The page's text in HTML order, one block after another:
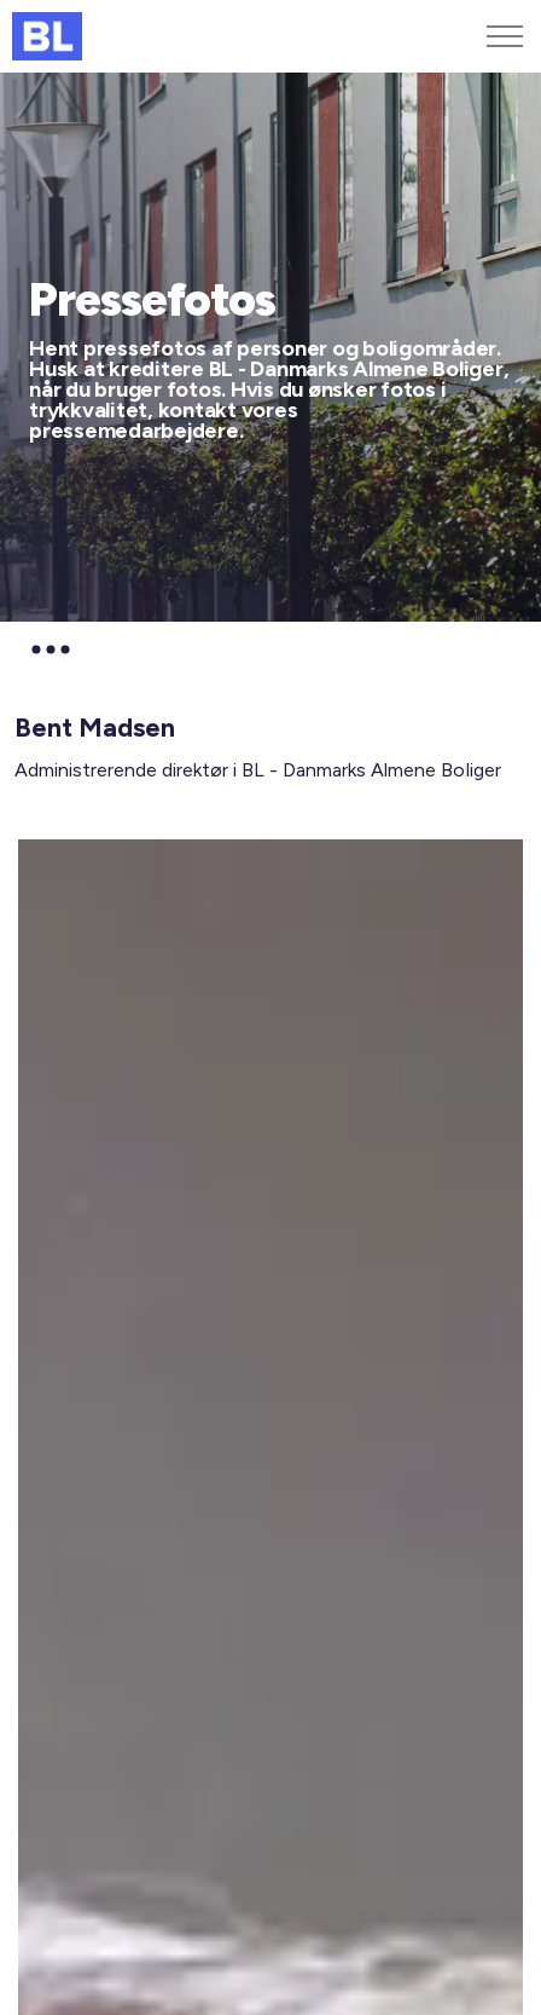
Genveje
Find medarbejder
Kurser og arrangementer
Jobportalen
MitBL
Pressefotos
Hent pressefotos af personer og boligområder.
Husk at kreditere BL - Danmarks Almene Boliger,
når du bruger fotos. Hvis du ønsker fotos i
trykkvalitet, kontakt vores
pressemedarbejdere.
Bent Madsen
Administrerende direktør i BL - Danmarks Almene Boliger